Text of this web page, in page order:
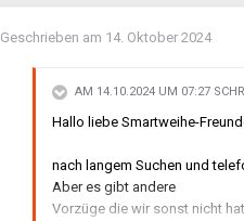
Geschrieben am 14. Oktober 2024
AM 14.10.2024 UM 07:27
Hallo liebe Smartweihe-
nach langem Suchen und
Aber es gibt andere
Vorzüge die wir sonst nicht